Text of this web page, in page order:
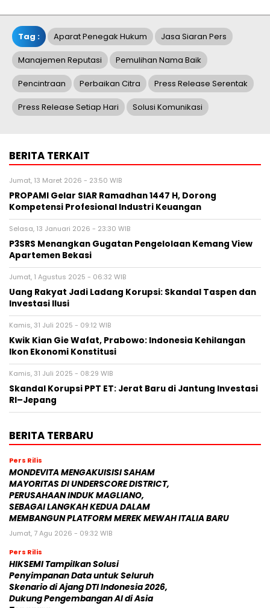
Tag : Aparat Penegak Hukum Jasa Siaran Pers
Manajemen Reputasi Pemulihan Nama Baik
Pencintraan Perbaikan Citra Press Release Serentak
Press Release Setiap Hari Solusi Komunikasi
BERITA TERKAIT
Jumat, 13 Maret 2026 - 23:50 WIB
PROPAMI Gelar SIAR Ramadhan 1447 H, Dorong
Kompetensi Profesional Industri Keuangan
Selasa, 13 Januari 2026 - 23:30 WIB
P3SRS Menangkan Gugatan Pengelolaan Kemang View
Apartemen Bekasi
Jumat, 1 Agustus 2025 - 06:32 WIB
Uang Rakyat Jadi Ladang Korupsi: Skandal Taspen dan
Investasi Ilusi
Kamis, 31 Juli 2025 - 09:12 WIB
Kwik Kian Gie Wafat, Prabowo: Indonesia Kehilangan
Ikon Ekonomi Konstitusi
Kamis, 31 Juli 2025 - 08:29 WIB
Skandal Korupsi PPT ET: Jerat Baru di Jantung Investasi
RI–Jepang
BERITA TERBARU
Pers Rilis
MONDEVITA MENGAKUISISI SAHAM
MAYORITAS DI UNDERSCORE DISTRICT,
PERUSAHAAN INDUK MAGLIANO,
SEBAGAI LANGKAH KEDUA DALAM
MEMBANGUN PLATFORM MEREK MEWAH ITALIA BARU
Jumat, 7 Agu 2026 - 09:32 WIB
Pers Rilis
HIKSEMI Tampilkan Solusi
Penyimpanan Data untuk Seluruh
Skenario di Ajang DTI Indonesia 2026,
Dukung Pengembangan AI di Asia